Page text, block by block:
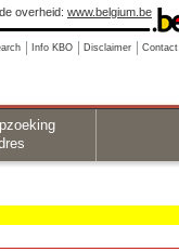
overheid: www.belgium.be
Info KBO Disclaimer Contact